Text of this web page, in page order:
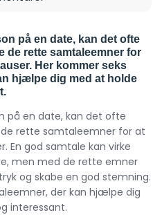
på en date, kan det ofte
rette samtaleemner for
Her kommer seks
hjælpe dig med at holde
på en date, kan det ofte
rette samtaleemner for at
En god samtale kan virke
men med de rette emner
og skabe en god stemning.
der kan hjælpe dig
interessant.